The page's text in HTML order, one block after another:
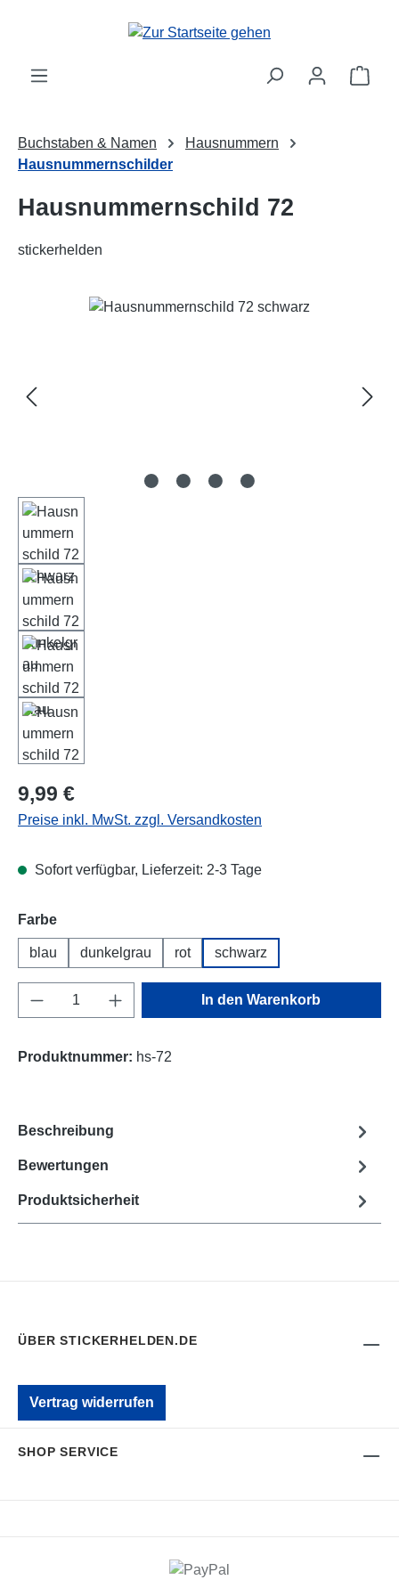
Zum Hauptinhalt springen
Buchstaben & Namen
Hausnummern
Hausnummernschilder
Hausnummernschild 72
stickerhelden
Bildergalerie überspringen
Regulärer Preis:
9,99 €
Preise inkl. MwSt. zzgl. Versandkosten
Sofort verfügbar, Lieferzeit: 2-3 Tage
Farbe
blau dunkelgrau rot schwarz
Produkt Anzahl: Gib den gewünschten
In den Warenkorb
Produktnummer: hs-72
Beschreibung
Bewertungen
Produktsicherheit
ÜBER STICKERHELDEN.DE
Vertrag widerrufen
SHOP SERVICE